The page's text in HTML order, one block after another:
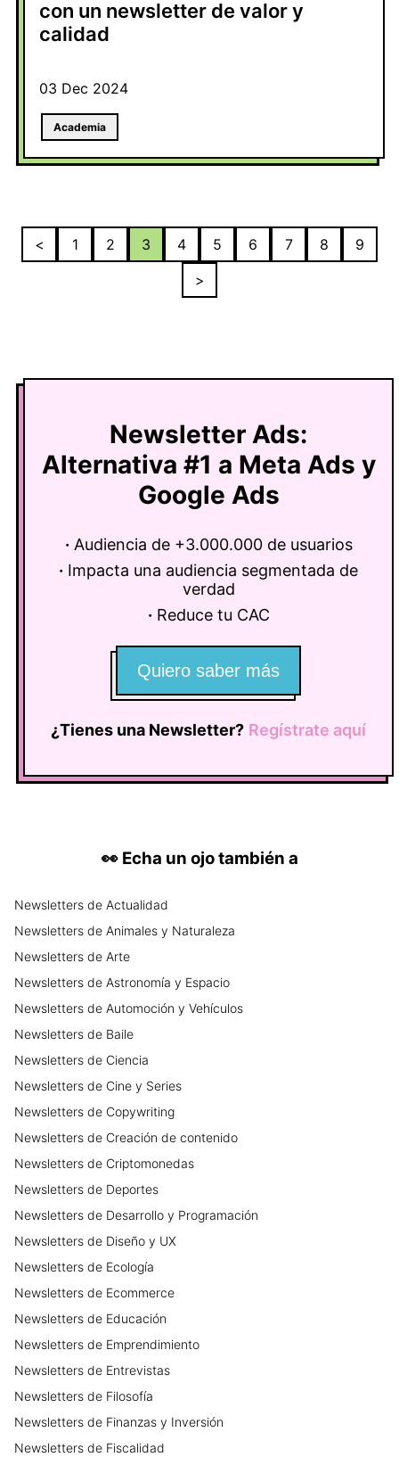
con un newsletter de valor y
calidad
03 Dec 2024
Academia
< 1 2 3 4 5 6 7 8
9
>
Newsletter Ads:
Alternativa #1 a Meta Ads y
Google Ads
· Audiencia de +3.000.000 de usuarios
· Impacta una audiencia segmentada de
verdad
· Reduce tu CAC
Quiero saber más
¿Tienes una Newsletter? Regístrate aquí
👀 Echa un ojo también a
Newsletters de Actualidad
Newsletters de Animales y Naturaleza
Newsletters de Arte
Newsletters de Astronomía y Espacio
Newsletters de Automoción y Vehículos
Newsletters de Baile
Newsletters de Ciencia
Newsletters de Cine y Series
Newsletters de Copywriting
Newsletters de Creación de contenido
Newsletters de Criptomonedas
Newsletters de Deportes
Newsletters de Desarrollo y Programación
Newsletters de Diseño y UX
Newsletters de Ecología
Newsletters de Ecommerce
Newsletters de Educación
Newsletters de Emprendimiento
Newsletters de Entrevistas
Newsletters de Filosofía
Newsletters de Finanzas y Inversión
Newsletters de Fiscalidad